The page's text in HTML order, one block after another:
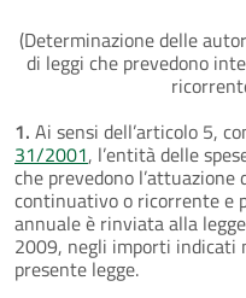
(Determinazione delle
di leggi che prevedono
1. Ai sensi dell’articolo 5,
31/2001, l’entità delle
che prevedono
continuativo o ricorrente e
annuale è rinviata alla
2009, negli importi indicati
presente legge.